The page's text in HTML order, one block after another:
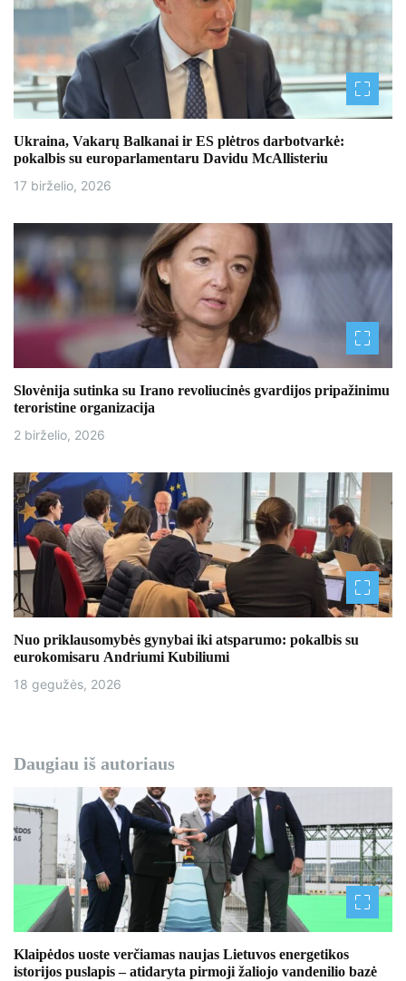
c
j
a
t
a
r
p
į
r
š
ų
Ukraina, Vakarų Balkanai ir ES plėtros darbotvarkė:
pokalbis su europarlamentaru Davidu McAllisteriu
17 birželio, 2026
Slovėnija sutinka su Irano revoliucinės gvardijos pripažinimu
teroristine organizacija
2 birželio, 2026
Nuo priklausomybės gynybai iki atsparumo: pokalbis su
eurokomisaru Andriumi Kubiliumi
18 gegužės, 2026
Daugiau iš autoriaus
Klaipėdos uoste verčiamas naujas Lietuvos energetikos
istorijos puslapis – atidaryta pirmoji žaliojo vandenilio bazė